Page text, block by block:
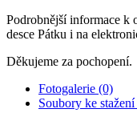
Podrobnější informace k
desce Pátku i na
Děkujeme za pochopení.
Fotogalerie (0)
Soubory ke